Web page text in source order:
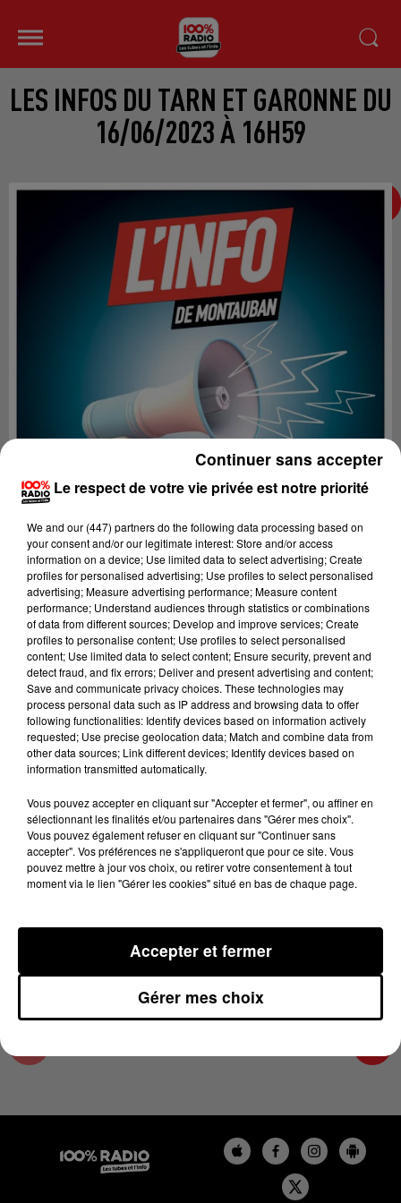
LES INFOS DU TARN ET GARONNE DU
16/06/2023 À 16H59
Lecture (4 min 1 sec)
100%
100% radio les infos du Tarn et Garonne
16 juin 2023 - 4 min 1 sec
LES INFOS DU TARN ET GARONNE DU
16/06/2023 À 16H59
Podcasts infos du Tarn et Garonne
Le respect de votre vie privée est notre priorité
We and our (447) partnersdo the following data processing based on
your consent and/or our legitimate interest: Store and/or access
information on a device; Use limited data to select advertising; Create
profiles for personalised advertising; Use profiles to select personalised
advertising; Measure advertising performance; Measure content
performance; Understand audiences through statistics or combinations
of data from different sources; Develop and improve services; Create
profiles to personalise content; Use profiles to select personalised
content; Use limited data to select content; Ensure security, prevent and
detect fraud, and fix errors; Deliver and present advertising and content;
Save and communicate privacy choices. These technologies may
process personal data such as IP address and browsing data to offer
following functionalities: Identify devices based on information actively
requested; Use precise geolocation data; Match and combine data from
other data sources; Link different devices; Identify devices based on
information transmitted automatically.
Vous pouvez accepter en cliquant sur "Accepter et fermer", ou affiner en
sélectionnant les finalités et/ou partenaires dans "Gérer mes choix".
Vous pouvez également refuser en cliquant sur "Continuer sans
accepter". Vos préférences ne s'appliqueront que pour ce site. Vous
pouvez mettre à jour vos choix, ou retirer votre consentement à tout
moment via le lien "Gérer les cookies" situé en bas de chaque page.
Gérer mes choix
Accepter et fermer
Continuer sans accepter